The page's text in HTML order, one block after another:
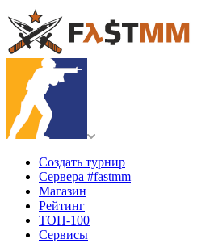
Создать турнир
Сервера #fastmm
Магазин
Рейтинг
ТОП-100
Сервисы